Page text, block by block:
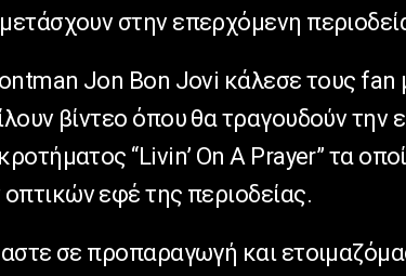
στην επερχόμενη
Jon Bon Jovi κάλεσε τους fan
βίντεο όπου θα τραγουδούν την
“Livin’ On A Prayer” τα
εφέ της περιοδείας.
σε προπαραγωγή και